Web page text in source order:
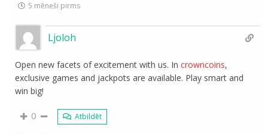
5 mēneši pirms
Ljoloh
Open new facets of excitement with us. Incrowncoins,
exclusive games and jackpots are available. Play smart and
win big!
0 Atbildēt